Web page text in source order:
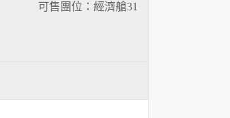
可售團位：經濟艙31